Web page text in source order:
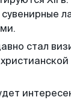
стал